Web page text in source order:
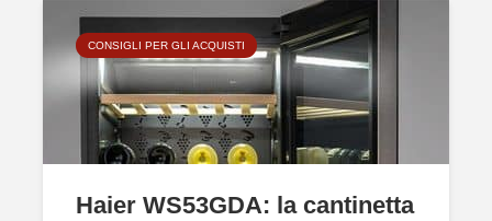
CONSIGLI PER GLI ACQUISTI
Haier WS53GDA: la cantinetta